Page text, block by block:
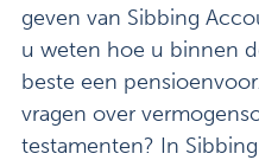
geven van Sibbing
u weten hoe u binnen
beste een
vragen over
testamenten? In